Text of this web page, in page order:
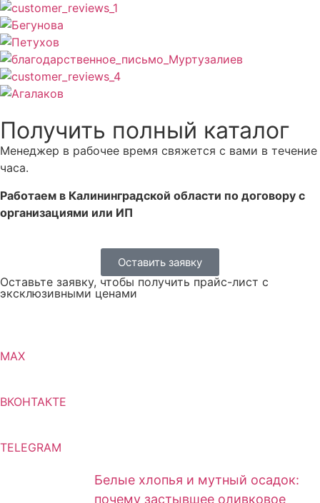
Получить полный каталог
Менеджер в рабочее время свяжется с вами в течение
часа.
Работаем в Калининградской области по договору с
организациями или ИП
Оставить заявку
Оставьте заявку, чтобы получить прайс-лист с
эксклюзивными ценами
MAX
ВКОНТАКТЕ
TELEGRAM
Белые хлопья и мутный осадок:
почему застывшее оливковое